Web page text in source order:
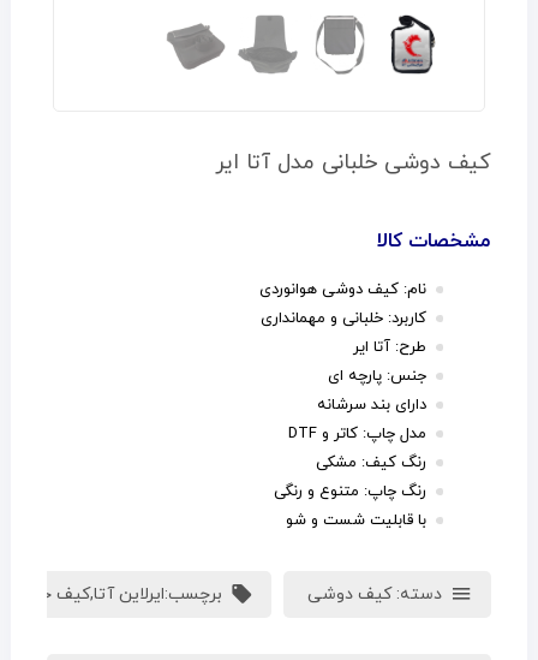
کیف دوشی خلبانی مدل آتا ایر
مشخصات کالا
نام: کیف دوشی هوانوردی
کاربرد: خلبانی و مهمانداری
طرح: آتا ایر
جنس: پارچه ای
دارای بند سرشانه
مدل چاپ: کاتر و DTF
رنگ کیف: مشکی
رنگ چاپ: متنوع و رنگی
با قابلیت شست و شو
دسته:کیف دوشی برچسب:ایرلاین آتا,کیف خلبانی